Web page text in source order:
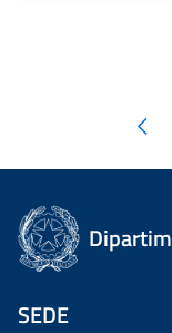
SEDE